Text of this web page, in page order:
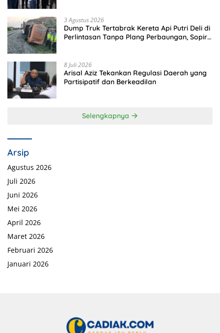
3 Agustus 2026
Dump Truk Tertabrak Kereta Api Putri Deli di
Perlintasan Tanpa Plang Perbaungan, Sopir
8 Juli 2026
Arisal Aziz Tekankan Regulasi Daerah yang
Partisipatif dan Berkeadilan
Selengkapnya
Arsip
Agustus 2026
Juli 2026
Juni 2026
Mei 2026
April 2026
Maret 2026
Februari 2026
Januari 2026